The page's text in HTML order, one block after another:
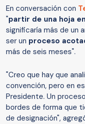
En conversación con
"partir de una hoja
significaría más de un
ser un proceso
más de seis meses".
"Creo que hay que
convención, pero en
Presidente. Un
bordes de forma que
de designación",